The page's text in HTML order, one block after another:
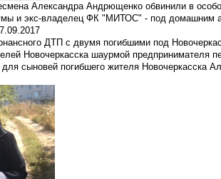
Александра Андрющенко обвинили в
и экс-владелец ФК "МИТОС" - под домашним
ДТП с двумя погибшими под
Новочеркасска шаурмой предпринимателя
сыновей погибшего жителя Новочеркасска